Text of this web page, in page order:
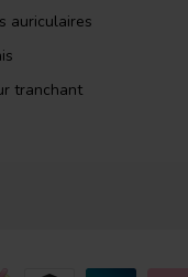
auriculaires
tranchant